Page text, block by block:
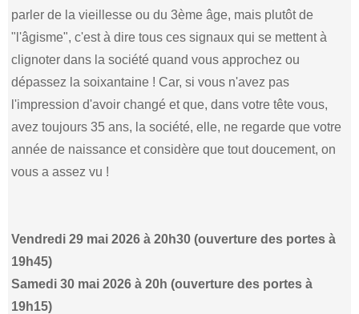
parler de la vieillesse ou du 3ème âge, mais plutôt de
"l'âgisme", c'est à dire tous ces signaux qui se mettent à
clignoter dans la société quand vous approchez ou
dépassez la soixantaine ! Car, si vous n'avez pas
l'impression d'avoir changé et que, dans votre tête vous,
avez toujours 35 ans, la société, elle, ne regarde que votre
année de naissance et considère que tout doucement, on
vous a assez vu !
Vendredi 29 mai 2026 à 20h30 (ouverture des portes à
19h45)
Samedi 30 mai 2026 à 20h (ouverture des portes à
19h15)